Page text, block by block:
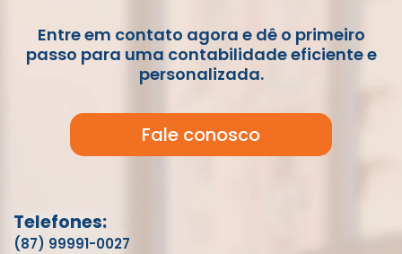
Entre em contato agora e dê o primeiro
passo para uma contabilidade eficiente e
personalizada.
Fale conosco
Telefones:
(87) 99991-0027